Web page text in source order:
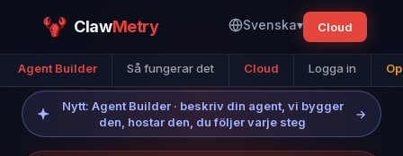
ClawMetry Svenska▾ Cloud
Agent Builder Så fungerar det Cloud Logga in
Nytt: Agent Builder · beskriv din agent, vi bygger
den, hostar den, du följer varje steg
→